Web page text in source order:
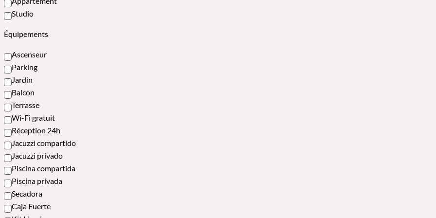
Studio
Équipements
Ascenseur
Parking
Jardin
Balcon
Terrasse
Wi-Fi gratuit
Réception 24h
Jacuzzi compartido
Jacuzzi privado
Piscina compartida
Piscina privada
Secadora
Caja Fuerte